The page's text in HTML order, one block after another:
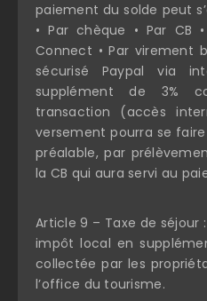
paiement du solde peut
• Par chèque • Par CB
Connect • Par virement
sécurisé Paypal via
supplément de 3%
transaction (accès
versement pourra se
préalable, par
la CB qui aura servi au
Article 9 – Taxe de séjour
impôt local en
collectée par les
l’office du tourisme.